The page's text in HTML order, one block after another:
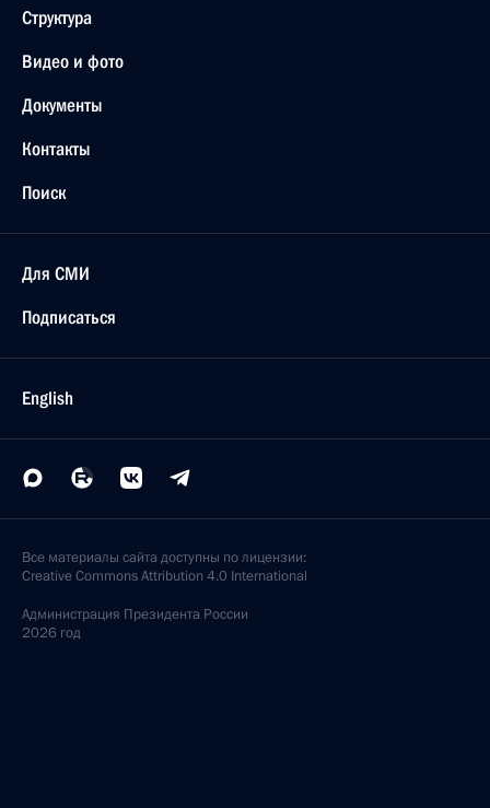
Структура
Видео и фото
Документы
Контакты
Поиск
Для СМИ
Подписаться
English
Все материалы сайта доступны по лицензии:
Creative Commons Attribution 4.0 International
Администрация Президента России
2026 год